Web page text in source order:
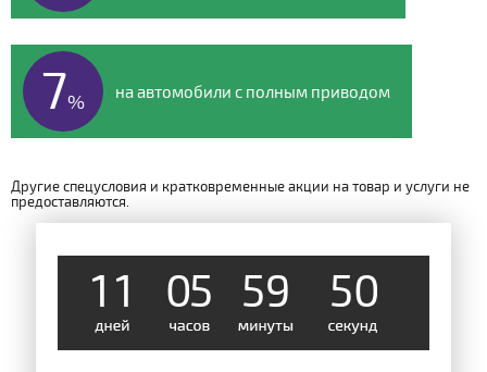
7% на автомобили с полным приводом
Другие спецусловия и кратковременные акции на товар и услуги не
предоставляются.
1 1 05 59 49